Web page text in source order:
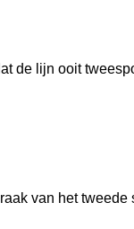
de lijn ooit
van het